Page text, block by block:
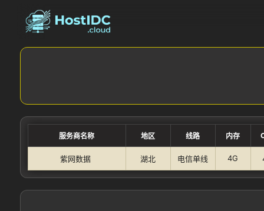
服务商名称 地区 线路 内存
紫网数据 湖北 电信单线 4G